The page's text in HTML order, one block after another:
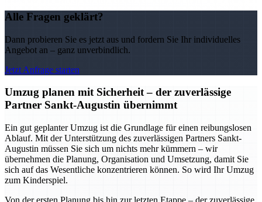
Alle Fragen geklärt?
Dann probieren Sie es jetzt aus und fordern Sie Ihr individuelles
Angebot an – ganz unverbindlich.
Jetzt Anfrage starten
Umzug planen mit Sicherheit – der zuverlässige
Partner Sankt-Augustin übernimmt
Ein gut geplanter Umzug ist die Grundlage für einen reibungslosen
Ablauf. Mit der Unterstützung des zuverlässigen Partners Sankt-
Augustin müssen Sie sich um nichts mehr kümmern – wir
übernehmen die Planung, Organisation und Umsetzung, damit Sie
sich auf das Wesentliche konzentrieren können. So wird Ihr Umzug
zum Kinderspiel.
Von der ersten Planung bis hin zur letzten Etappe – der zuverlässige